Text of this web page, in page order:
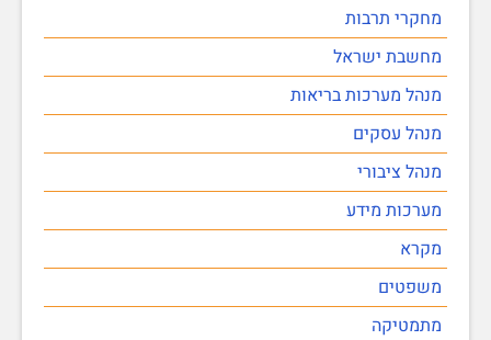
מחקרי תרבות
מחשבת ישראל
מנהל מערכות בריאות
מנהל עסקים
מנהל ציבורי
מערכות מידע
מקרא
משפטים
מתמטיקה